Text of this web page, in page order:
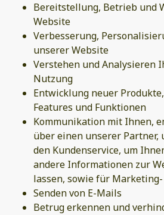
Bereitstellung, Betrieb und
Website
Verbesserung,
unserer Website
Verstehen und Analysieren
Nutzung
Entwicklung neuer
Features und Funktionen
Kommunikation mit Ihnen,
über einen unserer Partner,
den Kundenservice, um
andere Informationen zur
lassen, sowie für
Senden von E-Mails
Betrug erkennen und